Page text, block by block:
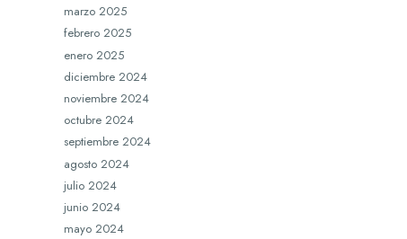
marzo 2025
febrero 2025
enero 2025
diciembre 2024
noviembre 2024
octubre 2024
septiembre 2024
agosto 2024
julio 2024
junio 2024
mayo 2024